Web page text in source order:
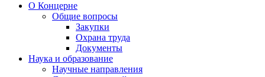
О Концерне
Общие вопросы
Закупки
Охрана труда
Документы
Наука и образование
Научные направления